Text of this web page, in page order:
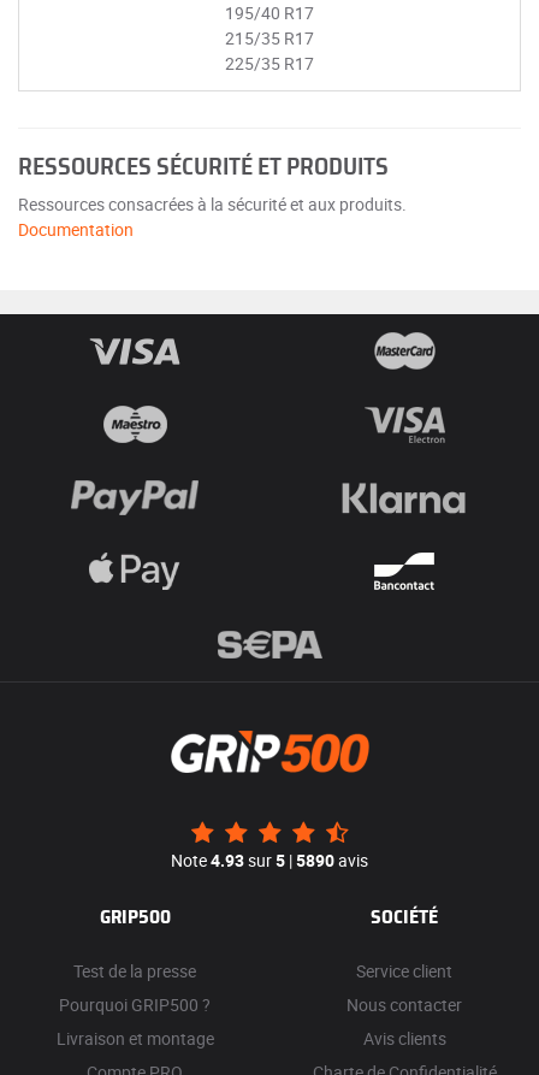
195/40 R17
215/35 R17
225/35 R17
RESSOURCES SÉCURITÉ ET PRODUITS
Ressources consacrées à la sécurité et aux produits.
Documentation
Note4.93sur5 |5890avis
GRIP500
Test de la presse
Pourquoi GRIP500 ?
Livraison et montage
SOCIÉTÉ
Service client
Nous contacter
Avis clients